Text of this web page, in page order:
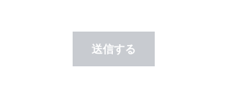
送信する